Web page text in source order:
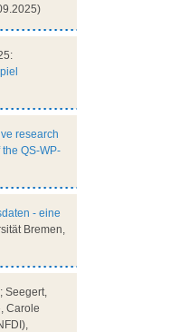
research
QS-WP-
- eine
Bremen,
Seegert,
Carole